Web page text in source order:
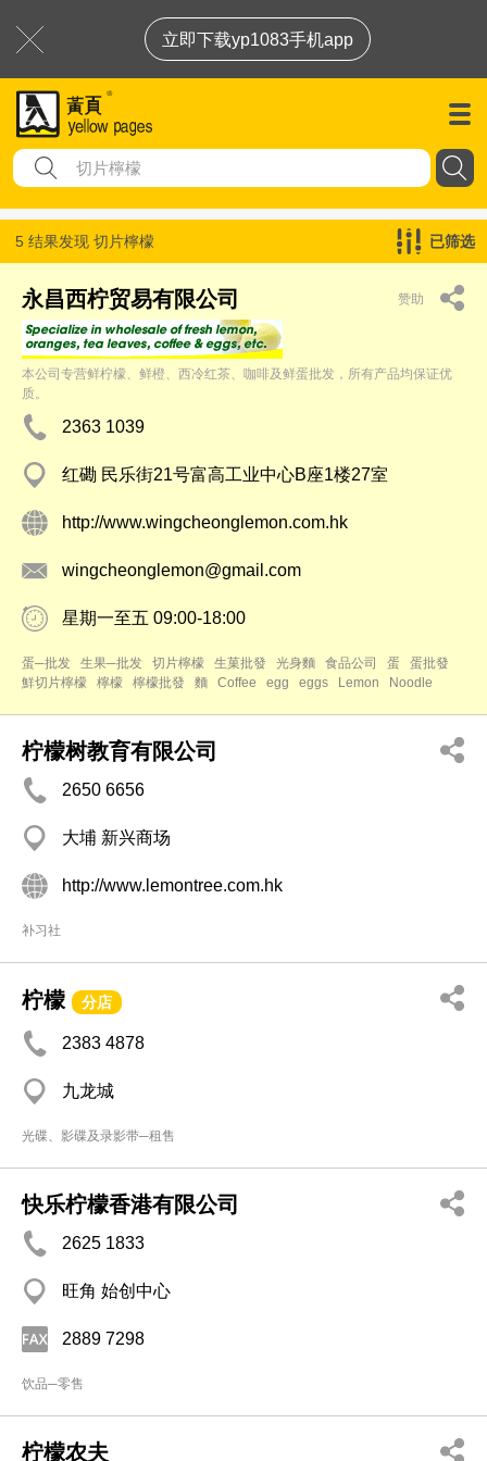
立即下载yp1083手机app
5 结果发现 切片檸檬 已筛选
永昌西柠贸易有限公司 赞助
本公司专营鲜柠檬、鲜橙、西冷红茶、咖啡及鲜蛋批发，所有产品均保证优
质。
2363 1039
红磡 民乐街21号富高工业中心B座1楼27室
http://www.wingcheonglemon.com.hk
wingcheonglemon@gmail.com
星期一至五 09:00-18:00
蛋─批发 生果─批发 切片檸檬 生菓批發 光身麵 食品公司 蛋
蛋批發
鮮切片檸檬
檸檬 檸檬批發 麵 Coffee egg eggs Lemon Noodle
柠檬树教育有限公司
2650 6656
大埔 新兴商场
http://www.lemontree.com.hk
补习社
柠檬 分店
2383 4878
九龙城
光碟、影碟及录影带─租售
快乐柠檬香港有限公司
2625 1833
旺角 始创中心
2889 7298
饮品─零售
柠檬农夫